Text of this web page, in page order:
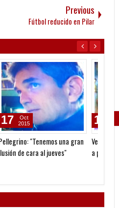
Previous
Fútbol reducido en Pilar
Vera, felicidad por la goleada y
a pensar en la Copa
16
Oct
2015
Una